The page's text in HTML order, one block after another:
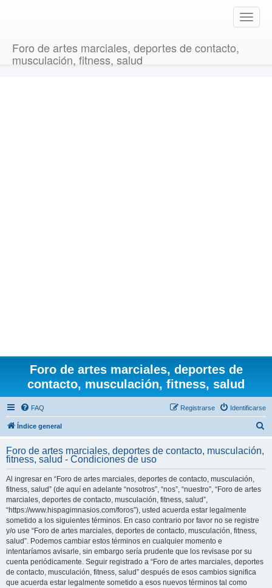
T
o
Foro de artes marciales, deportes de contacto,
musculación, fitness, salud
Foro de artes marciales, deportes de
contacto, musculación, fitness, salud
FAQ Identificarse
Registrarse
Índice general
c
Foro de artes marciales, deportes de contacto, musculación,
fitness, salud - Condiciones de uso
Al ingresar en “Foro de artes marciales, deportes de contacto, musculación,
fitness, salud” (de aquí en adelante “nosotros”, “nos”, “nuestro”, “Foro de artes
marciales, deportes de contacto, musculación, fitness, salud”,
“https://www.hispagimnasios.com/foros”), usted acuerda estar legalmente
sometido a los siguientes términos. En caso contrario por favor no se registre
y/o use “Foro de artes marciales, deportes de contacto, musculación, fitness,
salud”. Podemos cambiar estos términos en cualquier momento e
intentaríamos avisarle, sin embargo sería prudente que los revisase por su
cuenta periódicamente. Seguir registrado a “Foro de artes marciales, deportes
de contacto, musculación, fitness, salud” después de esos cambios significa
que acuerda estar legalmente sometido a esos nuevos términos tal como